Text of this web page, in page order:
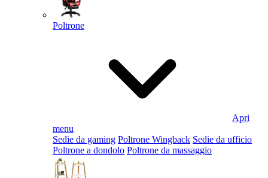
Poltrone
Apri
menu
Sedie da gaming Poltrone Wingback Sedie da ufficio
Poltrone a dondolo Poltrone da massaggio